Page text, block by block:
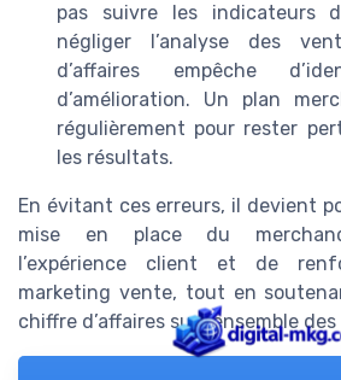
pas suivre les indicateurs
négliger l’analyse des
d’affaires empêche
d’amélioration. Un plan
régulièrement pour rester
les résultats.
En évitant ces erreurs, il devient
mise en place du
l’expérience client et de
marketing vente, tout en
chiffre d’affaires sur l’ensemble